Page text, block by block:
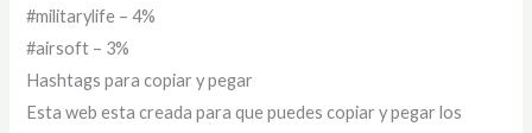
#militarylife – 4%
#airsoft – 3%
Hashtags para copiar y pegar
Esta web esta creada para que puedes copiar y pegar los